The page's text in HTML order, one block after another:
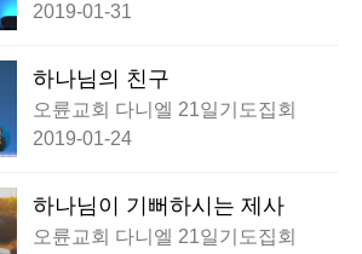
2019-01-31
하나님의 친구
오륜교회 다니엘 21일기도집회
2019-01-24
하나님이 기뻐하시는 제사
오륜교회 다니엘 21일기도집회